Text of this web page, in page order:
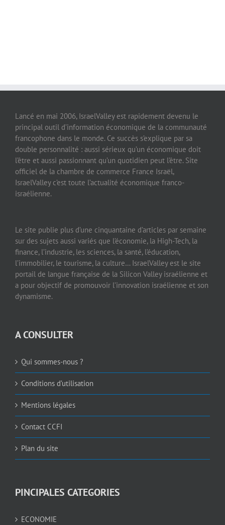
Lancé en mai 2006, IsraelValley est rapidement devenu le
principal outil d’information économique de la communauté
francophone dans le monde. Ce succès s’explique par sa
double personnalité : aussi sérieux qu’un économique doit
l’être et aussi passionnant qu’un quotidien peut l’être. Site
officiel de la chambre de commerce France Israël,
IsraelValley c’est toute l’actualité économique franco-
israélienne.
Le site publie plus d’une cinquantaine d’articles par semaine
sur des sujets aussi variés que l’économie, la High-Tech, la
finance, l’industrie, les sciences, la santé, l’éducation,
l’immobilier, le tourisme, la culture… IsraelValley est le site
portail de langue française de la Silicon Valley israélienne et
a pour objectif de promouvoir l’innovation israélienne et son
dynamisme.
A CONSULTER
Qui sommes-nous ?
Conditions d’utilisation
Mentions légales
Contact CCFI
Plan du site
PINCIPALES CATEGORIES
ECONOMIE